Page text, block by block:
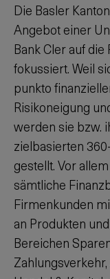
Die Basler
Angebot einer
Bank Cler auf
fokussiert. Weil
punkto
Risikoneigung
werden sie bzw.
zielbasierten
gestellt. Vor
sämtliche
Firmenkunden
an Produkten
Bereichen